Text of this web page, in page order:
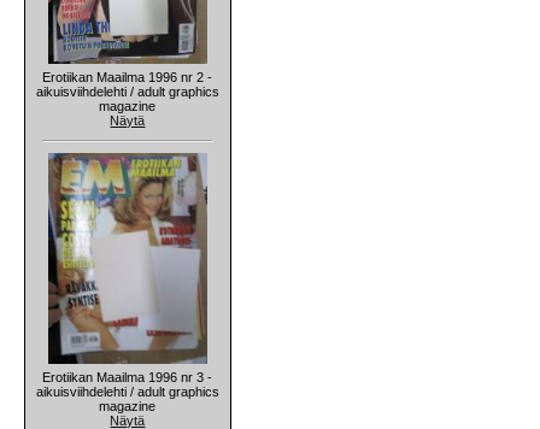
Erotiikan Maailma 1996 nr 2 -
aikuisviihdelehti / adult graphics
magazine
Näytä
Erotiikan Maailma 1996 nr 3 -
aikuisviihdelehti / adult graphics
magazine
Näytä